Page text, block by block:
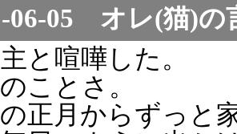
06-05 オレ(猫)の
と喧嘩した。
ことさ。
正月からずっと